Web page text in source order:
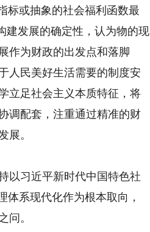
标或抽象的社会福利函数最
建发展的确定性，认为物的现
作为财政的出发点和落脚
人民美好生活需要的制度安
立足社会主义本质特征，将
调配套，注重通过精准的财
展。
习近平新时代中国特色社
体系现代化作为根本取向，
问。